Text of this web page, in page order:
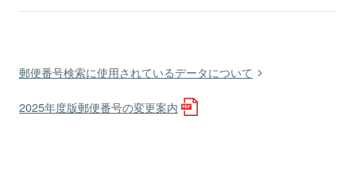
郵便番号検索に使用されているデータについて
2025年度版郵便番号の変更案内